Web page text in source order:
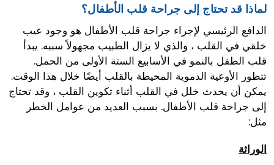
لماذا قد تحتاج إلى جراحة قلب الأطفال؟
الدافع الرئيسي لإجراء جراحة قلب الأطفال هو وجود عيب
خلقي في القلب ، والذي لا يزال الطبيب مجهولاً سببه. يبدأ
قلب الطفل بالنمو في الأسابيع الستة الأولى من الحمل.
تتطور الأوعية الدموية المحيطة بالقلب أيضًا خلال هذا الوقت.
يمكن أن يحدث خلل في القلب أثناء تكوين القلب ، وقد تحتاج
إلى جراحة قلب الأطفال. بسبب العديد من عوامل الخطر
مثل:
الوراثة